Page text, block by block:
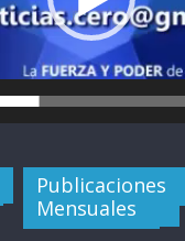
Publicaciones
Mensuales